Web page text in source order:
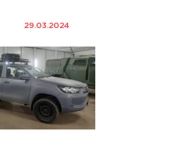
29.03.2024